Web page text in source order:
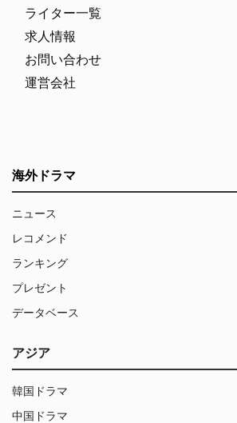
ライター一覧
求人情報
お問い合わせ
運営会社
海外ドラマ
ニュース
レコメンド
ランキング
プレゼント
データベース
アジア
韓国ドラマ
中国ドラマ